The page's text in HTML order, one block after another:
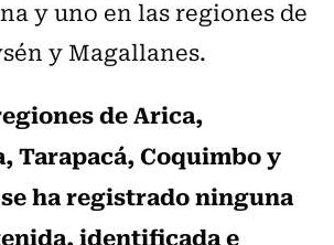
y uno en las regiones de
y Magallanes.
de Arica,
Tarapacá, Coquimbo y
ha registrado ninguna
identificada e